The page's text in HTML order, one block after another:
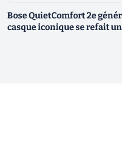
Bose QuietComfort 2e
casque iconique se refait